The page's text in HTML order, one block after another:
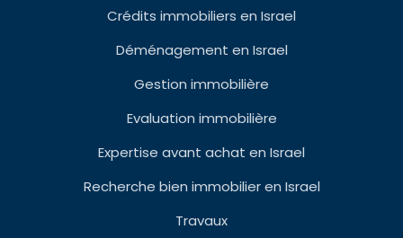
Crédits immobiliers en Israel
Déménagement en Israel
Gestion immobilière
Evaluation immobilière
Expertise avant achat en Israel
Recherche bien immobilier en Israel
Travaux